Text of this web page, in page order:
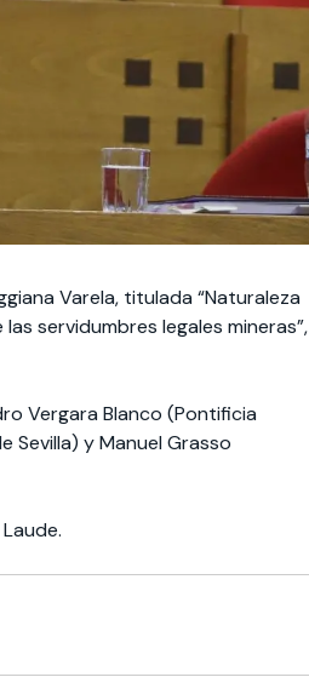
Varela, titulada “Naturaleza
servidumbres legales mineras”,
Vergara Blanco (Pontificia
Sevilla) y Manuel Grasso